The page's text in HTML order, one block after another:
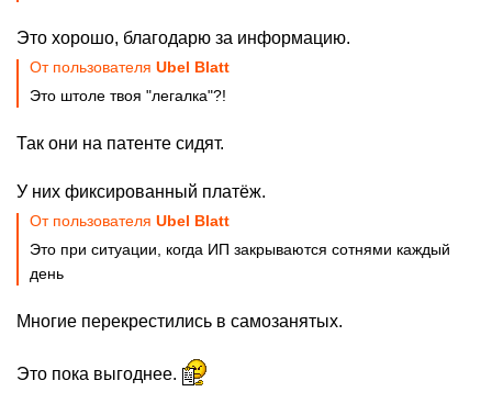
Это хорошо, благодарю за информацию.
От пользователя Ubel Blatt
Это штоле твоя "легалка"?!
Так они на патенте сидят.
У них фиксированный платёж.
От пользователя Ubel Blatt
Это при ситуации, когда ИП закрываются сотнями каждый
день
Многие перекрестились в самозанятых.
Это пока выгоднее.